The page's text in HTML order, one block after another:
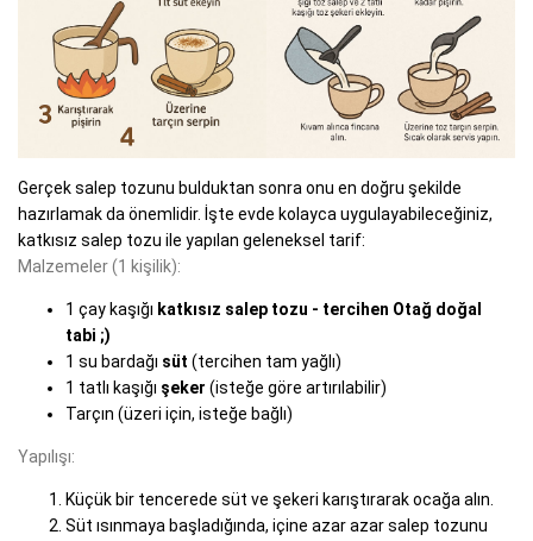
Gerçek salep tozunu bulduktan sonra onu en doğru şekilde
hazırlamak da önemlidir. İşte evde kolayca uygulayabileceğiniz,
katkısız salep tozu ile yapılan geleneksel tarif:
Malzemeler (1 kişilik):
1 çay kaşığı katkısız salep tozu - tercihen Otağ doğal
tabi ;)
1 su bardağı süt (tercihen tam yağlı)
1 tatlı kaşığı şeker (isteğe göre artırılabilir)
Tarçın (üzeri için, isteğe bağlı)
Yapılışı:
Küçük bir tencerede süt ve şekeri karıştırarak ocağa alın.
Süt ısınmaya başladığında, içine azar azar salep tozunu